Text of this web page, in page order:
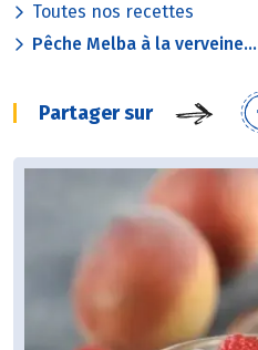
Toutes nos recettes
Pêche Melba à la verveine...
Partager sur